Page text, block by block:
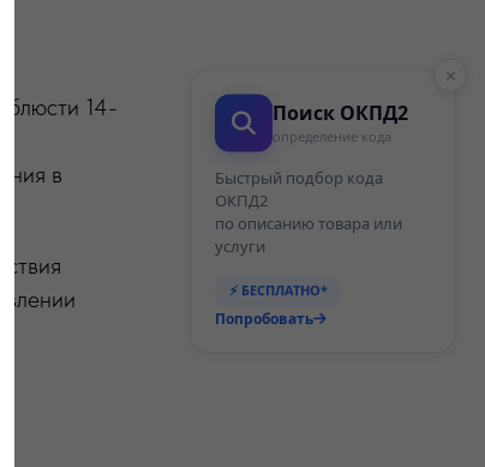
14-
в
×
Поиск ОКПД2
определение кода
Быстрый подбор кода
ОКПД2
по описанию товара или
услуги
⚡ БЕСПЛАТНО*
Попробовать